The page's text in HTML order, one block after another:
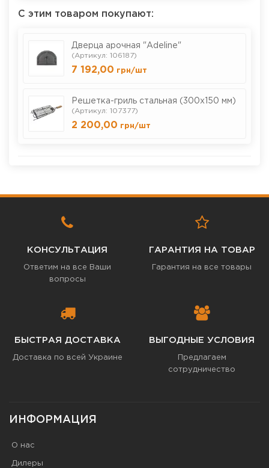
С этим товаром покупают:
Дверца арочная "Adeline"
(Артикул: 106187)
7 192,00 грн/шт
Решетка-гриль стальная (300х150 мм)
(Артикул: 107377)
2 200,00 грн/шт
КОНСУЛЬТАЦИЯ
Ответим на все Ваши
вопросы
ГАРАНТИЯ НА ТОВАР
Гарантия на все товары
БЫСТРАЯ ДОСТАВКА
Доставка по всей Украине
ВЫГОДНЫЕ УСЛОВИЯ
Предлагаем
сотрудничество
ИНФОРМАЦИЯ
О нас
Дилеры